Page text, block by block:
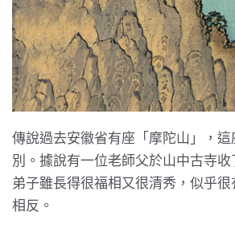
傳說過去安徽省有座「摩陀山」，
別。據說有一位老師父於山中古寺
弟子雖長得很福相又很清秀，似乎
相反。